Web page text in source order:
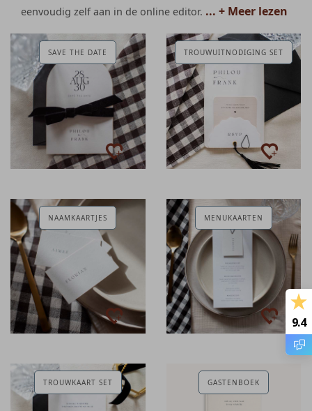
eenvoudig zelf aan in de online editor. ... + Meer lezen
SAVE THE DATE TROUWUITNODIGING SET
NAAMKAARTJES MENUKAARTEN
TROUWKAART SET GASTENBOEK
9.4